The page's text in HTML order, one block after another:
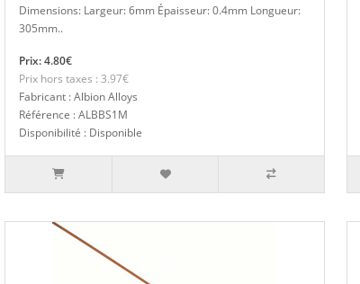
Dimensions: Largeur: 6mm Épaisseur: 0.4mm Longueur:
305mm..
Prix: 4.80€
Prix hors taxes : 3.97€
Fabricant : Albion Alloys
Référence : ALBBS1M
Disponibilité : Disponible